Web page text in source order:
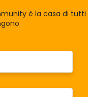
è la casa di tutti